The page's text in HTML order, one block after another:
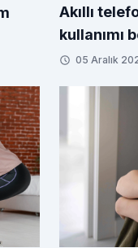
Akıllı
kullanımı
ediyor
05 Aralık